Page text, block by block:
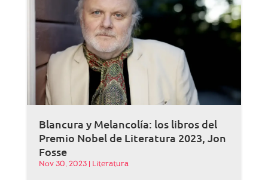
Blancura y Melancolía: los libros del
Premio Nobel de Literatura 2023, Jon
Fosse
Nov 30, 2023| Literatura